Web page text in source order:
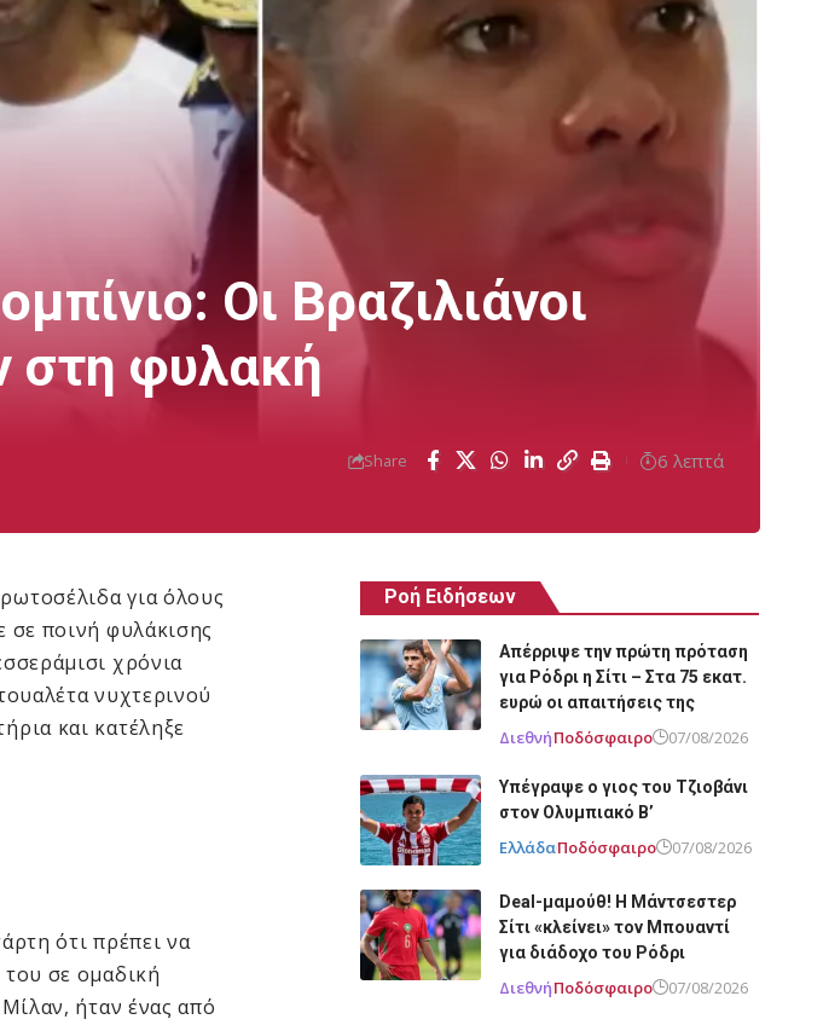
Οι Βραζιλιάνοι
στη φυλακή
Share 6 λεπτά
για όλους
σε ποινή φυλάκισης
χρόνια
νυχτερινού
και κατέληξε
ότι πρέπει να
του σε ομαδική
ήταν ένας από
Ροή Ειδήσεων
Απέρριψε την πρώτη πρόταση
για Ρόδρι η Σίτι – Στα 75 εκατ.
ευρώ οι απαιτήσεις της
ΔιεθνήΠοδόσφαιρο 07/08/2026
Υπέγραψε ο γιος του Τζιοβάνι
στον Ολυμπιακό Β’
ΕλλάδαΠοδόσφαιρο 07/08/2026
Deal-μαμούθ! Η Μάντσεστερ
Σίτι «κλείνει» τον Μπουαντί
για διάδοχο του Ρόδρι
ΔιεθνήΠοδόσφαιρο 07/08/2026